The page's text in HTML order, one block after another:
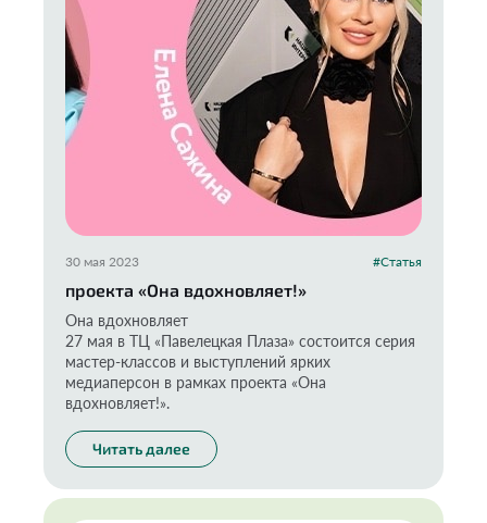
30 мая 2023 #Статья
проекта «Она вдохновляет!»
Она вдохновляет
27 мая в ТЦ «Павелецкая Плаза» состоится серия
мастер-классов и выступлений ярких
медиаперсон в рамках проекта «Она
вдохновляет!».
Читать далее